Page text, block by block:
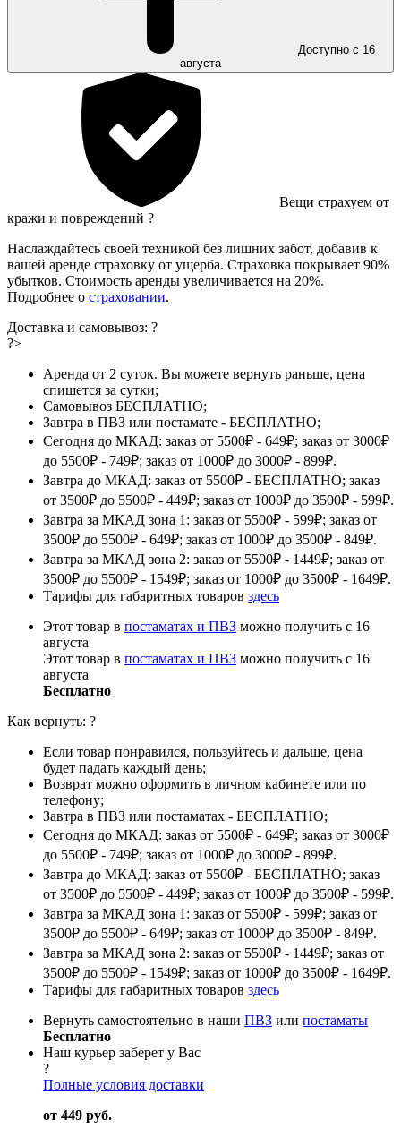
Доступно с 16
августа
Вещи страхуем от
кражи и повреждений ?
Наслаждайтесь своей техникой без лишних забот, добавив к
вашей аренде страховку от ущерба. Страховка покрывает 90%
убытков. Стоимость аренды увеличивается на 20%.
Подробнее о страховании.
Доставка и самовывоз: ?
?>
Аренда от 2 суток. Вы можете вернуть раньше, цена
спишется за сутки;
Самовывоз БЕСПЛАТНО;
Завтра в ПВЗ или постамате - БЕСПЛАТНО;
Сегодня до МКАД: заказ от 5500₽ - 649₽; заказ от 3000₽
до 5500₽ - 749₽; заказ от 1000₽ до 3000₽ - 899₽.
Завтра до МКАД: заказ от 5500₽ - БЕСПЛАТНО; заказ
от 3500₽ до 5500₽ - 449₽; заказ от 1000₽ до 3500₽ - 599₽.
Завтра за МКАД зона 1: заказ от 5500₽ - 599₽; заказ от
3500₽ до 5500₽ - 649₽; заказ от 1000₽ до 3500₽ - 849₽.
Завтра за МКАД зона 2: заказ от 5500₽ - 1449₽; заказ от
3500₽ до 5500₽ - 1549₽; заказ от 1000₽ до 3500₽ - 1649₽.
Тарифы для габаритных товаров здесь
Этот товар в постаматах и ПВЗ можно получить с 16
августа
Этот товар в постаматах и ПВЗ можно получить с 16
августа
Бесплатно
Как вернуть: ?
Если товар понравился, пользуйтесь и дальше, цена
будет падать каждый день;
Возврат можно оформить в личном кабинете или по
телефону;
Завтра в ПВЗ или постаматах - БЕСПЛАТНО;
Сегодня до МКАД: заказ от 5500₽ - 649₽; заказ от 3000₽
до 5500₽ - 749₽; заказ от 1000₽ до 3000₽ - 899₽.
Завтра до МКАД: заказ от 5500₽ - БЕСПЛАТНО; заказ
от 3500₽ до 5500₽ - 449₽; заказ от 1000₽ до 3500₽ - 599₽.
Завтра за МКАД зона 1: заказ от 5500₽ - 599₽; заказ от
3500₽ до 5500₽ - 649₽; заказ от 1000₽ до 3500₽ - 849₽.
Завтра за МКАД зона 2: заказ от 5500₽ - 1449₽; заказ от
3500₽ до 5500₽ - 1549₽; заказ от 1000₽ до 3500₽ - 1649₽.
Тарифы для габаритных товаров здесь
Вернуть самостоятельно в наши ПВЗ или постаматы
Бесплатно
Наш курьер заберет у Вас
?
Полные условия доставки
от 449 руб.